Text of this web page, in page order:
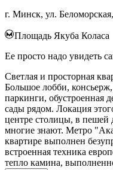
г. Минск, ул.
Площадь Якуба Коласа
Ее просто надо увидеть
Светлая и просторная
Большое лобби,
паркинги, обустроенная
сады рядом. Локация
центре столицы, в пешей
многие знают. Метро
квартире выполнен
встроенная техника
тепло камина,